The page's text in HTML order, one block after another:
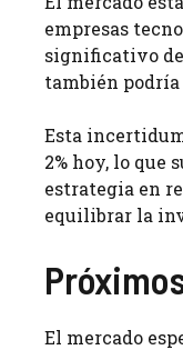
empresas
significativo
también
Esta
2% hoy, lo que
estrategia en
equilibrar la
El mercado